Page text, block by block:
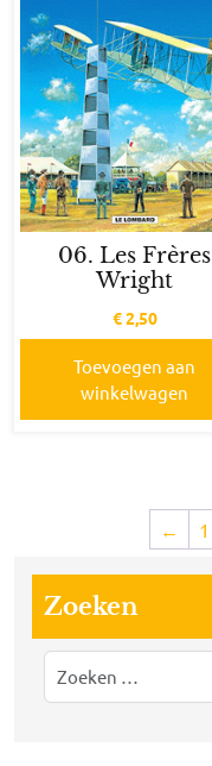
06. Les Frères
Wright
€2,50
Toevoegen aan
winkelwagen
← 1
Zoeken